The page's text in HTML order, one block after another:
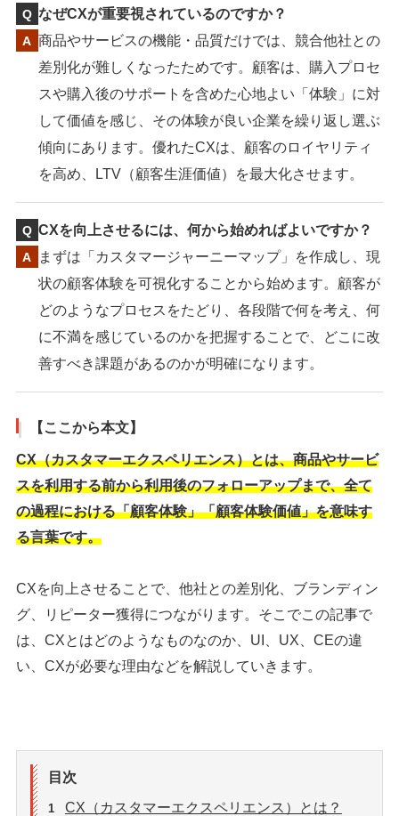
なぜCXが重要視されているのですか？
商品やサービスの機能・品質だけでは、競合他社との
差別化が難しくなったためです。顧客は、購入プロセ
スや購入後のサポートを含めた心地よい「体験」に対
して価値を感じ、その体験が良い企業を繰り返し選ぶ
傾向にあります。優れたCXは、顧客のロイヤリティ
を高め、LTV（顧客生涯価値）を最大化させます。
CXを向上させるには、何から始めればよいですか？
まずは「カスタマージャーニーマップ」を作成し、現
状の顧客体験を可視化することから始めます。顧客が
どのようなプロセスをたどり、各段階で何を考え、何
に不満を感じているのかを把握することで、どこに改
善すべき課題があるのかが明確になります。
【ここから本文】
CX（カスタマーエクスペリエンス）とは、商品やサービ
スを利用する前から利用後のフォローアップまで、全て
の過程における「顧客体験」「顧客体験価値」を意味す
る言葉です。
CXを向上させることで、他社との差別化、ブランディン
グ、リピーター獲得につながります。そこでこの記事で
は、CXとはどのようなものなのか、UI、UX、CEの違
い、CXが必要な理由などを解説していきます。
目次
1 CX（カスタマーエクスペリエンス）とは？